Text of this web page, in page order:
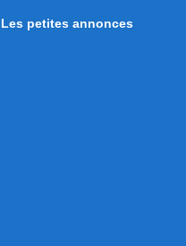
Les petites annonces